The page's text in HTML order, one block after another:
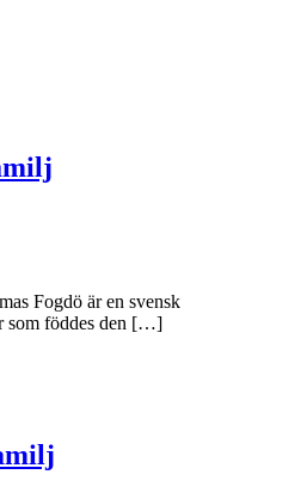
Fogdö är en svensk
som föddes den […]